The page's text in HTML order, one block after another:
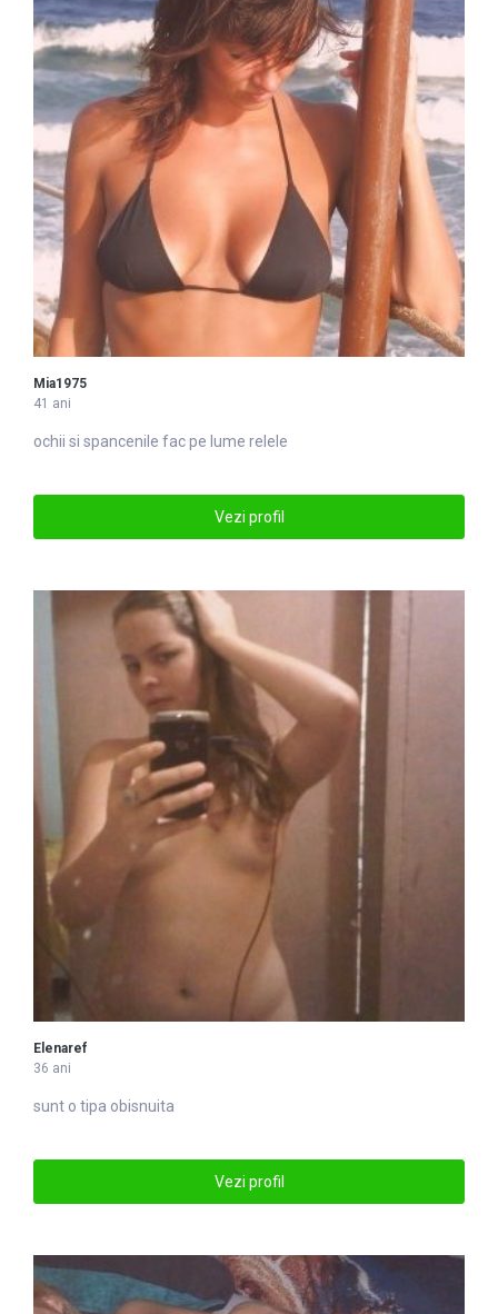
Mia1975
41 ani
ochii si spancenile fac pe lume relele
Vezi profil
Elenaref
36 ani
sunt o tipa obisnuita
Vezi profil